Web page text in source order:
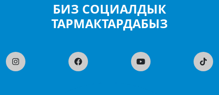
БИЗ СОЦИАЛДЫК
ТАРМАКТАРДАБЫЗ